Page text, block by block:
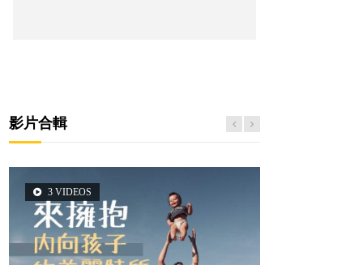
影片合輯
3 VIDEOS
5 VIDEOS
2 VIDEOS
6 VIDEOS
14 VIDEOS